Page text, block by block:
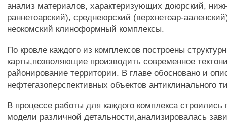
анализ материалов, характеризующих доюрский,
раннетоарский), среднеюрский (верхнетоар-
неокомский клиноформный комплексы.
По кровле каждого из комплексов построены
карты,позволяющие производить современное
районирование территории. В главе обосновано и
нефтегазоперспективных объектов антиклинального
В процессе работы для каждого комплекса строились
модели различной детальности,анализировалась